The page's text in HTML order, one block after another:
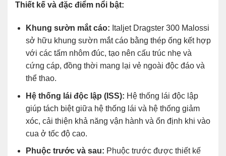
Thiết kế và đặc điểm nổi bật:
Khung sườn mắt cáo: Italjet Dragster 300 Malossi
sở hữu khung sườn mắt cáo bằng thép ống kết hợp
với các tấm nhôm đúc, tạo nên cấu trúc nhẹ và
cứng cáp, đồng thời mang lại vẻ ngoài độc đáo và
thể thao.
Hệ thống lái độc lập (ISS): Hệ thống lái độc lập
giúp tách biệt giữa hệ thống lái và hệ thống giảm
xóc, cải thiện khả năng vận hành và ổn định khi vào
cua ở tốc độ cao.
Phuộc trước và sau: Phuộc trước được thiết kế